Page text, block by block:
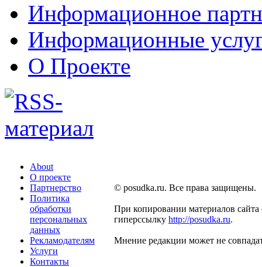
Информационное
Информационные
О Проекте
About
О проекте
Партнерство
Политика
обработки
персональных
данных
Рекламодателям
Услуги
Контакты
© posudka.ru. Все права защищены.
При копировании материалов сайта
гиперссылку http://posudka.ru.
Мнение редакции может не